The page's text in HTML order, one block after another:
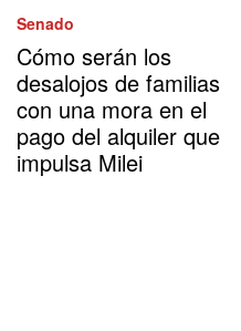
Senado
Cómo serán los
desalojos de familias
con una mora en el
pago del alquiler que
impulsa Milei